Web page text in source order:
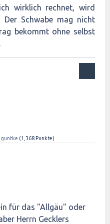
wirklich rechnet, wird
Schwabe mag nicht
bekommt ohne selbst
(1,368 Punkte)
für das "Allgäu" oder
Herrn Gecklers